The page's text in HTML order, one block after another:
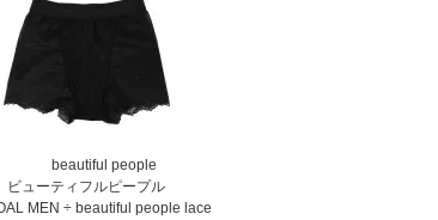
beautiful people
ビューティフルピープル
MEN ÷ beautiful people lace